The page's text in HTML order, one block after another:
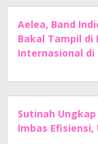
Aelea, Band
Bakal Tampil di
Internasional di
Sutinah
Imbas Efisiensi,